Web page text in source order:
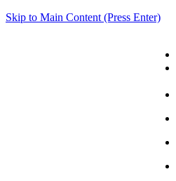
Skip to Main Content (Press Enter)